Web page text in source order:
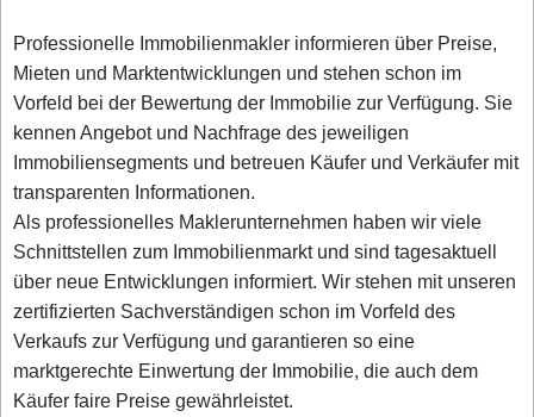
Professionelle Immobilienmakler informieren über Preise,
Mieten und Marktentwicklungen und stehen schon im
Vorfeld bei der Bewertung der Immobilie zur Verfügung. Sie
kennen Angebot und Nachfrage des jeweiligen
Immobiliensegments und betreuen Käufer und Verkäufer mit
transparenten Informationen.
Als professionelles Maklerunternehmen haben wir viele
Schnittstellen zum Immobilienmarkt und sind tagesaktuell
über neue Entwicklungen informiert. Wir stehen mit unseren
zertifizierten Sachverständigen schon im Vorfeld des
Verkaufs zur Verfügung und garantieren so eine
marktgerechte Einwertung der Immobilie, die auch dem
Käufer faire Preise gewährleistet.